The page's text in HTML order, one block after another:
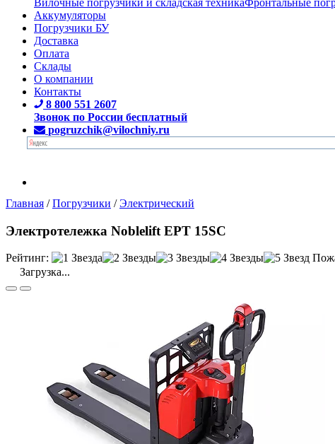
Аккумуляторы
Погрузчики БУ
Доставка
Оплата
Склады
О компании
Контакты
8 800 551 2607
Звонок по России бесплатный
pogruzchik@vilochniy.ru
Главная /Погрузчики /Электрический
Электротележка Noblelift EPT 15SC
Рейтинг:
Загрузка...